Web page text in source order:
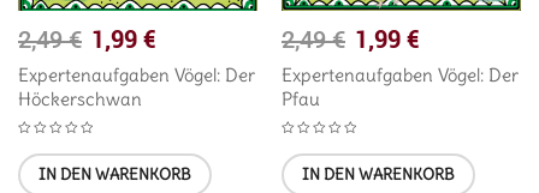
2,49€ 1,99€
Expertenaufgaben Vögel: Der
Höckerschwan
IN DEN WARENKORB
2,49€ 1,99€
Expertenaufgaben Vögel: Der
Pfau
IN DEN WARENKORB